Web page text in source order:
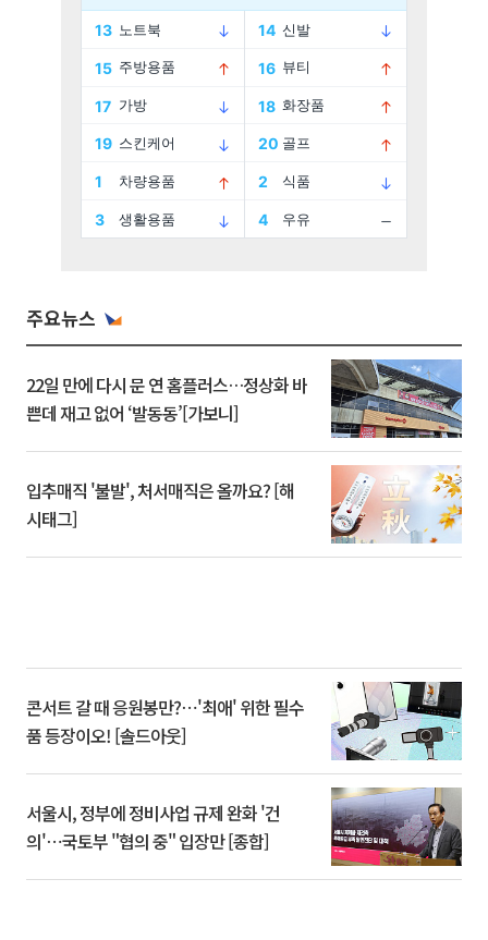
주요뉴스
22일 만에 다시 문 연 홈플러스…정상화 바
쁜데 재고 없어 ‘발동동’[가보니]
입추매직 '불발', 처서매직은 올까요? [해
시태그]
콘서트 갈 때 응원봉만?⋯'최애' 위한 필수
품 등장이오! [솔드아웃]
서울시, 정부에 정비사업 규제 완화 '건
의'⋯국토부 "협의 중" 입장만 [종합]